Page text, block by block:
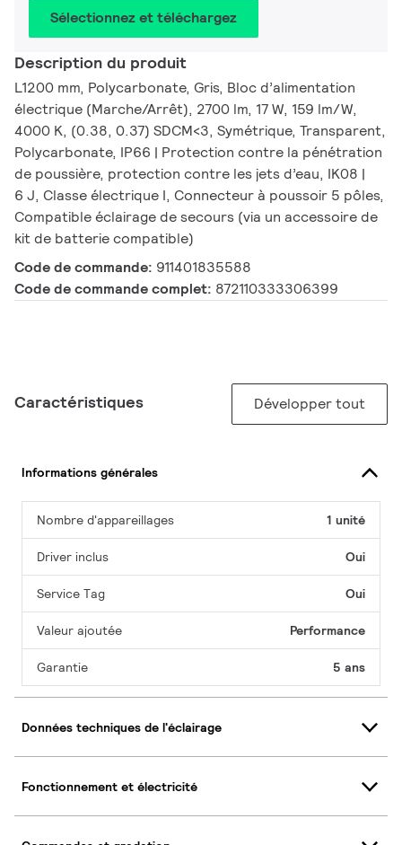
Sélectionnez et téléchargez
Description du produit
L1200 mm, Polycarbonate, Gris, Bloc d’alimentation
électrique (Marche/Arrêt), 2700 lm, 17 W, 159 lm/W,
4000 K, (0.38, 0.37) SDCM<3, Symétrique, Transparent,
Polycarbonate, IP66 | Protection contre la pénétration
de poussière, protection contre les jets d’eau, IK08 |
6 J, Classe électrique I, Connecteur à poussoir 5 pôles,
Compatible éclairage de secours (via un accessoire de
kit de batterie compatible)
Code de commande: 911401835588
Code de commande complet: 872110333306399
Caractéristiques Développer tout
Informations générales
Nombre d'appareillages 1 unité
Driver inclus Oui
Service Tag Oui
Valeur ajoutée Performance
Garantie 5 ans
Données techniques de l'éclairage
Fonctionnement et électricité